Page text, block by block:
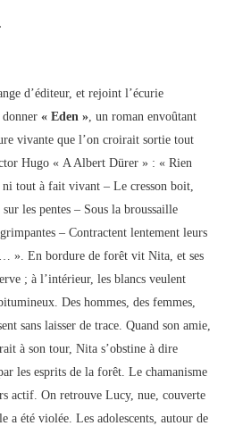
d’éditeur, et rejoint l’écurie
« Eden », un roman envoûtant
vivante que l’on croirait sortie tout
Hugo « A Albert Dürer » : « Rien
tout à fait vivant – Le cresson boit,
les pentes – Sous la broussaille
– Contractent lentement leurs
». En bordure de forêt vit Nita, et ses
; à l’intérieur, les blancs veulent
Des hommes, des femmes,
sans laisser de trace. Quand son amie,
à son tour, Nita s’obstine à dire
les esprits de la forêt. Le chamanisme
actif. On retrouve Lucy, nue, couverte
a été violée. Les adolescents, autour de